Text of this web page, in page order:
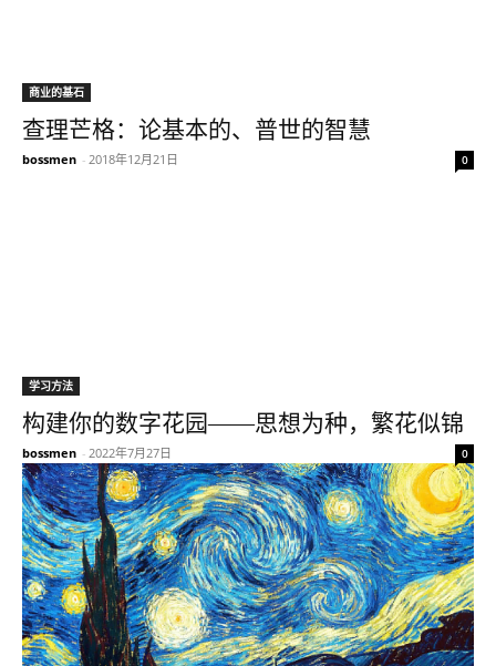
商业的基石
查理芒格：论基本的、普世的智慧
bossmen - 2018年12月21日 0
学习方法
构建你的数字花园——思想为种，繁花似锦
bossmen - 2022年7月27日 0